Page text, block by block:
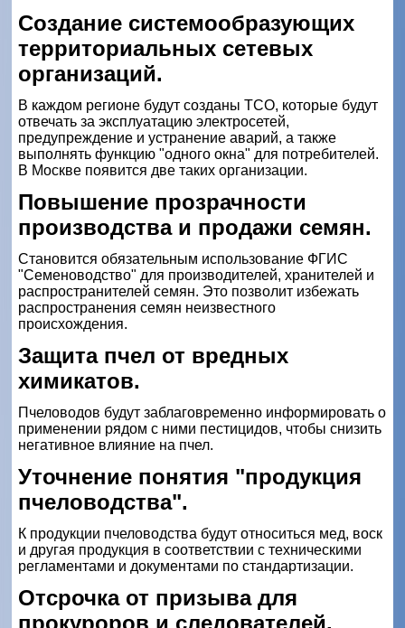
Создание системообразующих
территориальных сетевых
организаций.
В каждом регионе будут созданы ТСО, которые будут
отвечать за эксплуатацию электросетей,
предупреждение и устранение аварий, а также
выполнять функцию "одного окна" для потребителей.
В Москве появится две таких организации.
Повышение прозрачности
производства и продажи семян.
Становится обязательным использование ФГИС
"Семеноводство" для производителей, хранителей и
распространителей семян. Это позволит избежать
распространения семян неизвестного
происхождения.
Защита пчел от вредных
химикатов.
Пчеловодов будут заблаговременно информировать о
применении рядом с ними пестицидов, чтобы снизить
негативное влияние на пчел.
Уточнение понятия "продукция
пчеловодства".
К продукции пчеловодства будут относиться мед, воск
и другая продукция в соответствии с техническими
регламентами и документами по стандартизации.
Отсрочка от призыва для
прокуроров и следователей.